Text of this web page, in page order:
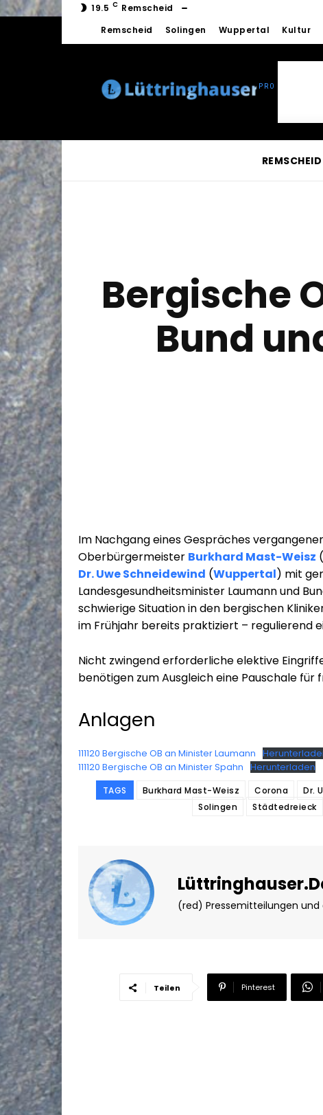
19.5 C Remscheid
Remscheid
Solingen Wuppertal Kultur
REMSCHEID
Bergische
Bund
Im Nachgang eines Gespräches
Oberbürgermeister Burkhard Mast-Weisz (
Dr. Uwe Schneidewind (Wuppertal) mit
Landesgesundheitsminister Laumann und
schwierige Situation in den bergischen
im Frühjahr bereits praktiziert – regulierend
Nicht zwingend erforderliche elektive
benötigen zum Ausgleich eine Pauschale für
Anlagen
111120 Bergische OB an Minister Laumann
111120 Bergische OB an Minister Spahn
Herunterladen
TAGS
Burkhard Mast-Weisz Corona Dr.
Solingen
Städtedreieck
(red) Pressemitteilungen
Teilen Pinterest